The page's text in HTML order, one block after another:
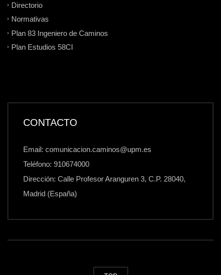
Directorio
Normativas
Plan 83 Ingeniero de Caminos
Plan Estudios 58CI
CONTACTO
Email: comunicacion.caminos@upm.es
Teléfono: 910674000
Dirección: Calle Profesor Aranguren 3, C.P. 28040,
Madrid (España)